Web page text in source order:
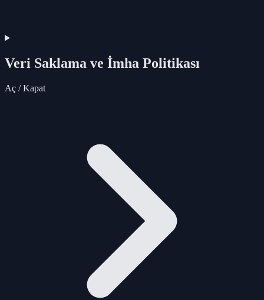
Veri Saklama ve İmha Politikası
Aç / Kapat